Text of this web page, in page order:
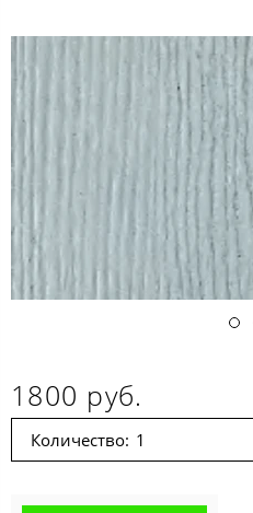
1800 руб.
Количество: